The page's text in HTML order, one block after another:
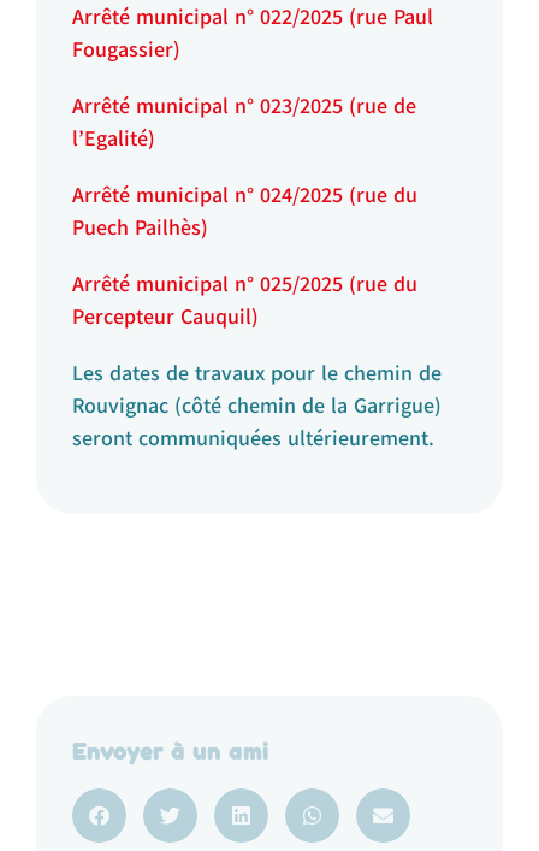
Arrêté municipal n° 022/2025 (rue Paul
Fougassier)
Arrêté municipal n° 023/2025 (rue de
l’Egalité)
Arrêté municipal n° 024/2025 (rue du
Puech Pailhès)
Arrêté municipal n° 025/2025 (rue du
Percepteur Cauquil)
Les dates de travaux pour le chemin de
Rouvignac (côté chemin de la Garrigue)
seront communiquées ultérieurement.
Envoyer à un ami